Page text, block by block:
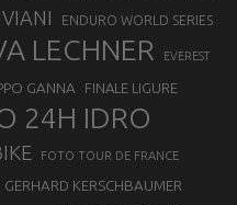
ENDURO WORLD SERIES
LECHNER EVEREST
GANNA FINALE LIGURE
24H IDRO
FOTO TOUR DE FRANCE
GERHARD KERSCHBAUMER